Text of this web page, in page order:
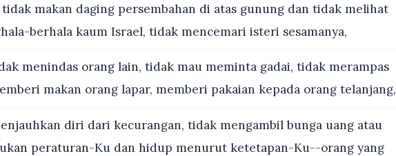
makan daging persembahan di atas gunung dan tidak melihat
berhala kaum Israel, tidak mencemari isteri sesamanya,
menindas orang lain, tidak mau meminta gadai, tidak merampas
makan orang lapar, memberi pakaian kepada orang telanjang,
diri dari kecurangan, tidak mengambil bunga uang atau
peraturan-Ku dan hidup menurut ketetapan-Ku--orang yang